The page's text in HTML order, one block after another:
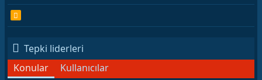
R
S
Tepki liderleri
Konular
Kullanıcılar